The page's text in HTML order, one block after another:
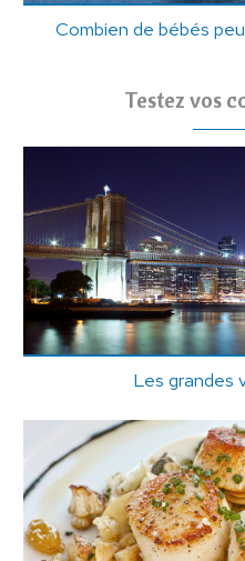
Combien de bébés
Testez vos
Les grandes